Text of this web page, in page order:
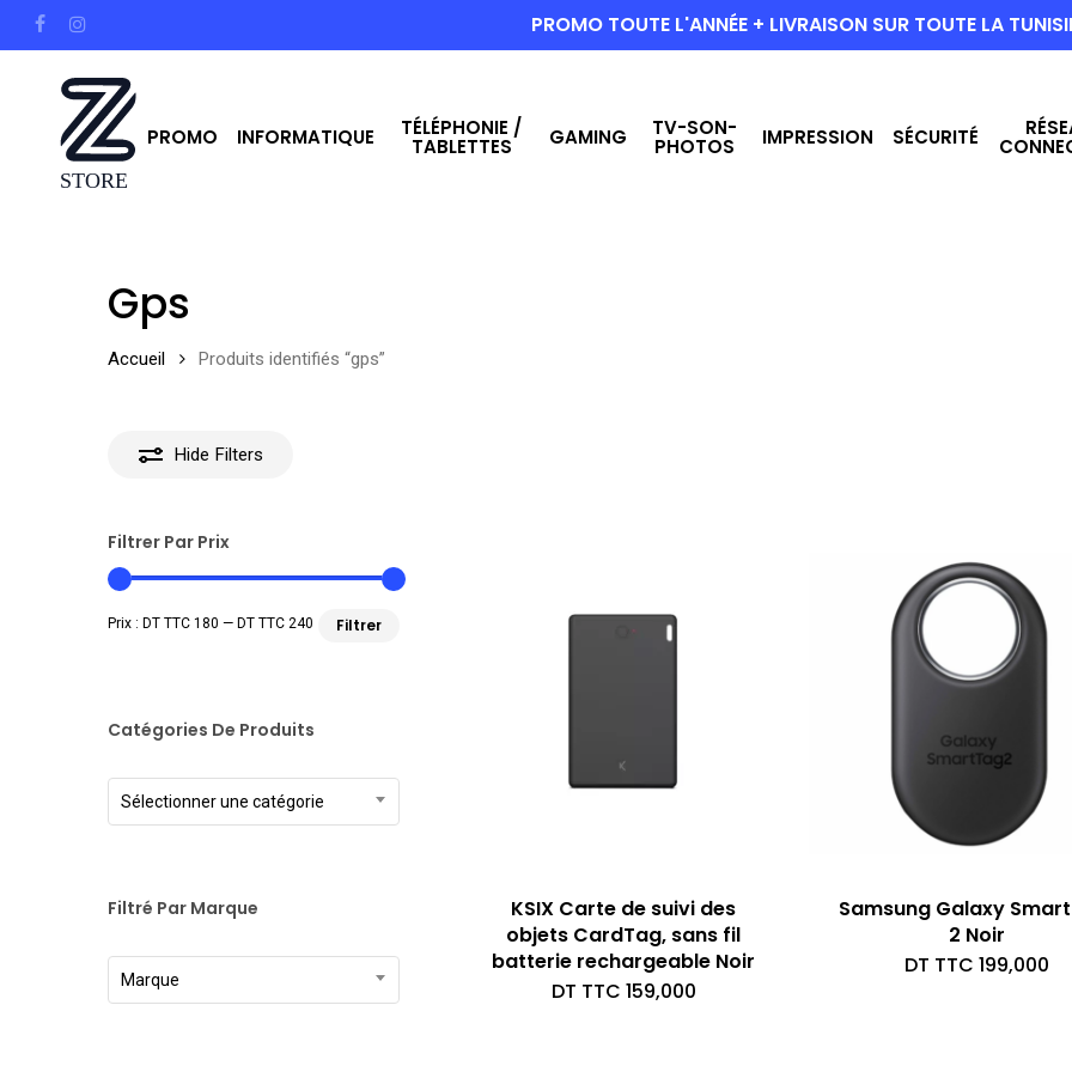
to
facebookinstagram PROMO TOUTE L'ANNÉE + LIVRAISON SUR TOUTE LA
PROMO INFORMATIQUE TÉLÉPHONIE /
TABLETTES GAMING TV-SON-
PHOTOS IMPRESSION SÉCURITÉ
Gps
Accueil Produits identifiés “gps”
Hide Filters
Filtrer Par Prix
Filtrer
Prix : DT TTC 180 — DT TTC 240
Catégories De Produits
Sélectionner une catégorie
Filtré Par Marque
Marque
KSIX Carte de suivi des
objets CardTag, sans fil
batterie rechargeable Noir
DT TTC 159,000
Samsung Galaxy
2 Noir
DT TTC 199,000